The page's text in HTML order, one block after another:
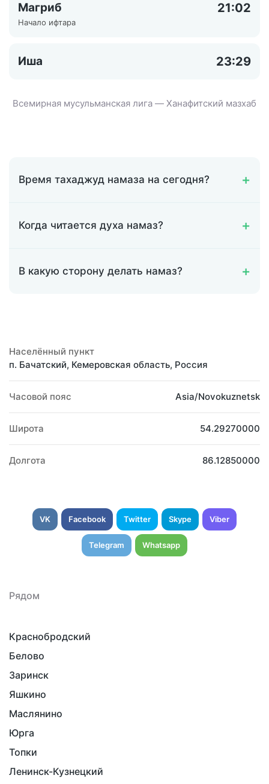
Магриб 21:02
Начало ифтара
Иша 23:29
Всемирная мусульманская лига — Ханафитский мазхаб
Время тахаджуд намаза на сегодня?
Когда читается духа намаз?
В какую сторону делать намаз?
Населённый пункт
п. Бачатский, Кемеровская область, Россия
Часовой пояс Asia/Novokuznetsk
Широта 54.29270000
Долгота 86.12850000
VK Facebook Twitter Skype Viber
Telegram Whatsapp
Рядом
Краснобродский
Белово
Заринск
Яшкино
Маслянино
Юрга
Топки
Ленинск-Кузнецкий